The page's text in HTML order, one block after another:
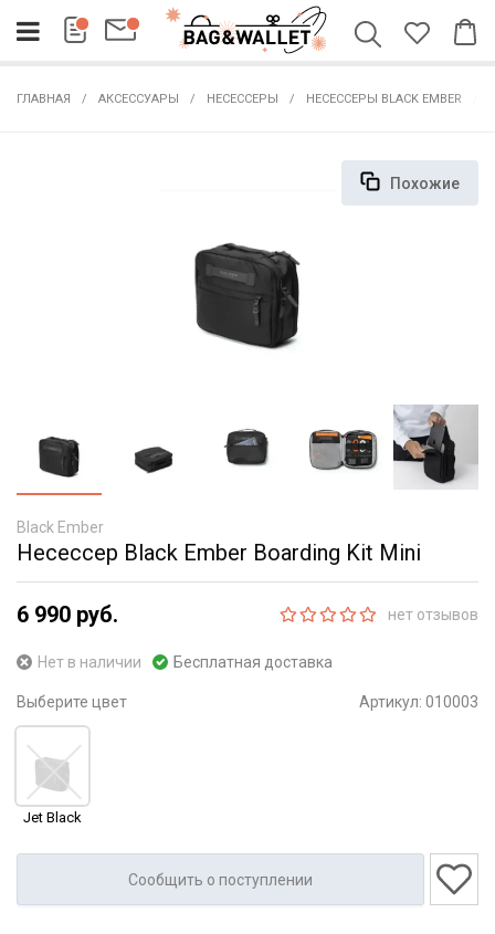
ГЛАВНАЯ АКСЕССУАРЫ НЕСЕССЕРЫ НЕСЕССЕРЫ BLACK EMBER
Похожие
Black Ember
Несессер Black Ember Boarding Kit Mini
6 990 руб. нет отзывов
Нет в наличии Бесплатная доставка
Выберите цвет Артикул: 010003
Jet Black
Сообщить о поступлении